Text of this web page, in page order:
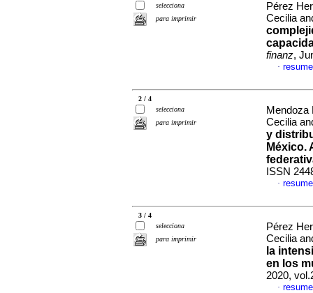
selecciona
para imprimir
Pérez
Cecilia
finanz,
·
2 / 4
selecciona
para imprimir
Mendoza
Cecilia
y
México.
ISSN
·
3 / 4
selecciona
para imprimir
Pérez
Cecilia
la
en los
2020,
·